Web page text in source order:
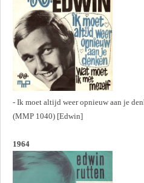
- Ik moet altijd weer opnieuw aan je
(MMP 1040) [Edwin]
1964